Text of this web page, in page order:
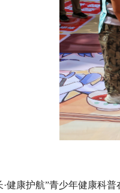
·健康护航”青少年健康科